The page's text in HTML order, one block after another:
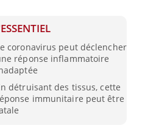
coronavirus peut déclencher
réponse inflammatoire
détruisant des tissus, cette
immunitaire peut être